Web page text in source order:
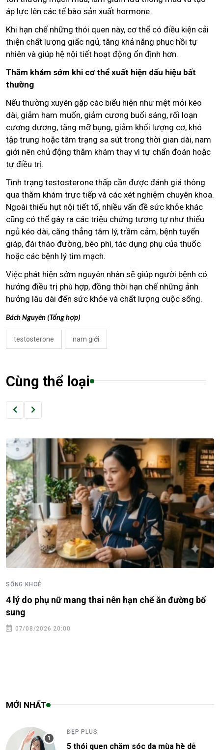
áp lực lên các tế bào sản xuất hormone.
Khi hạn chế những thói quen này, cơ thể có điều kiện cải
thiện chất lượng giấc ngủ, tăng khả năng phục hồi tự
nhiên và giúp hệ nội tiết hoạt động ổn định hơn.
Thăm khám sớm khi cơ thể xuất hiện dấu hiệu bất
thường
Nếu thường xuyên gặp các biểu hiện như mệt mỏi kéo
dài, giảm ham muốn, giảm cương buổi sáng, rối loạn
cương dương, tăng mỡ bụng, giảm khối lượng cơ, khó
tập trung hoặc tâm trạng sa sút trong thời gian dài, nam
giới nên chủ động thăm khám thay vì tự chẩn đoán hoặc
tự điều trị.
Tình trạng testosterone thấp cần được đánh giá thông
qua thăm khám trực tiếp và các xét nghiệm chuyên khoa.
Ngoài thiếu hụt nội tiết tố, nhiều vấn đề sức khỏe khác
cũng có thể gây ra các triệu chứng tương tự như thiếu
ngủ kéo dài, căng thẳng tâm lý, trầm cảm, bệnh tuyến
giáp, đái tháo đường, béo phì, tác dụng phụ của thuốc
hoặc các bệnh lý tim mạch.
Việc phát hiện sớm nguyên nhân sẽ giúp người bệnh có
hướng điều trị phù hợp, đồng thời hạn chế những ảnh
hưởng lâu dài đến sức khỏe và chất lượng cuộc sống.
Bách Nguyên (Tổng hợp)
testosterone nam giới
Cùng thể loại
SỐNG KHOẺ
4 lý do phụ nữ mang thai nên hạn chế ăn đường bổ
sung
07/08/2026 20:00
MỚI NHẤT
ĐẸP PLUS
5 thói quen chăm sóc da mùa hè dễ